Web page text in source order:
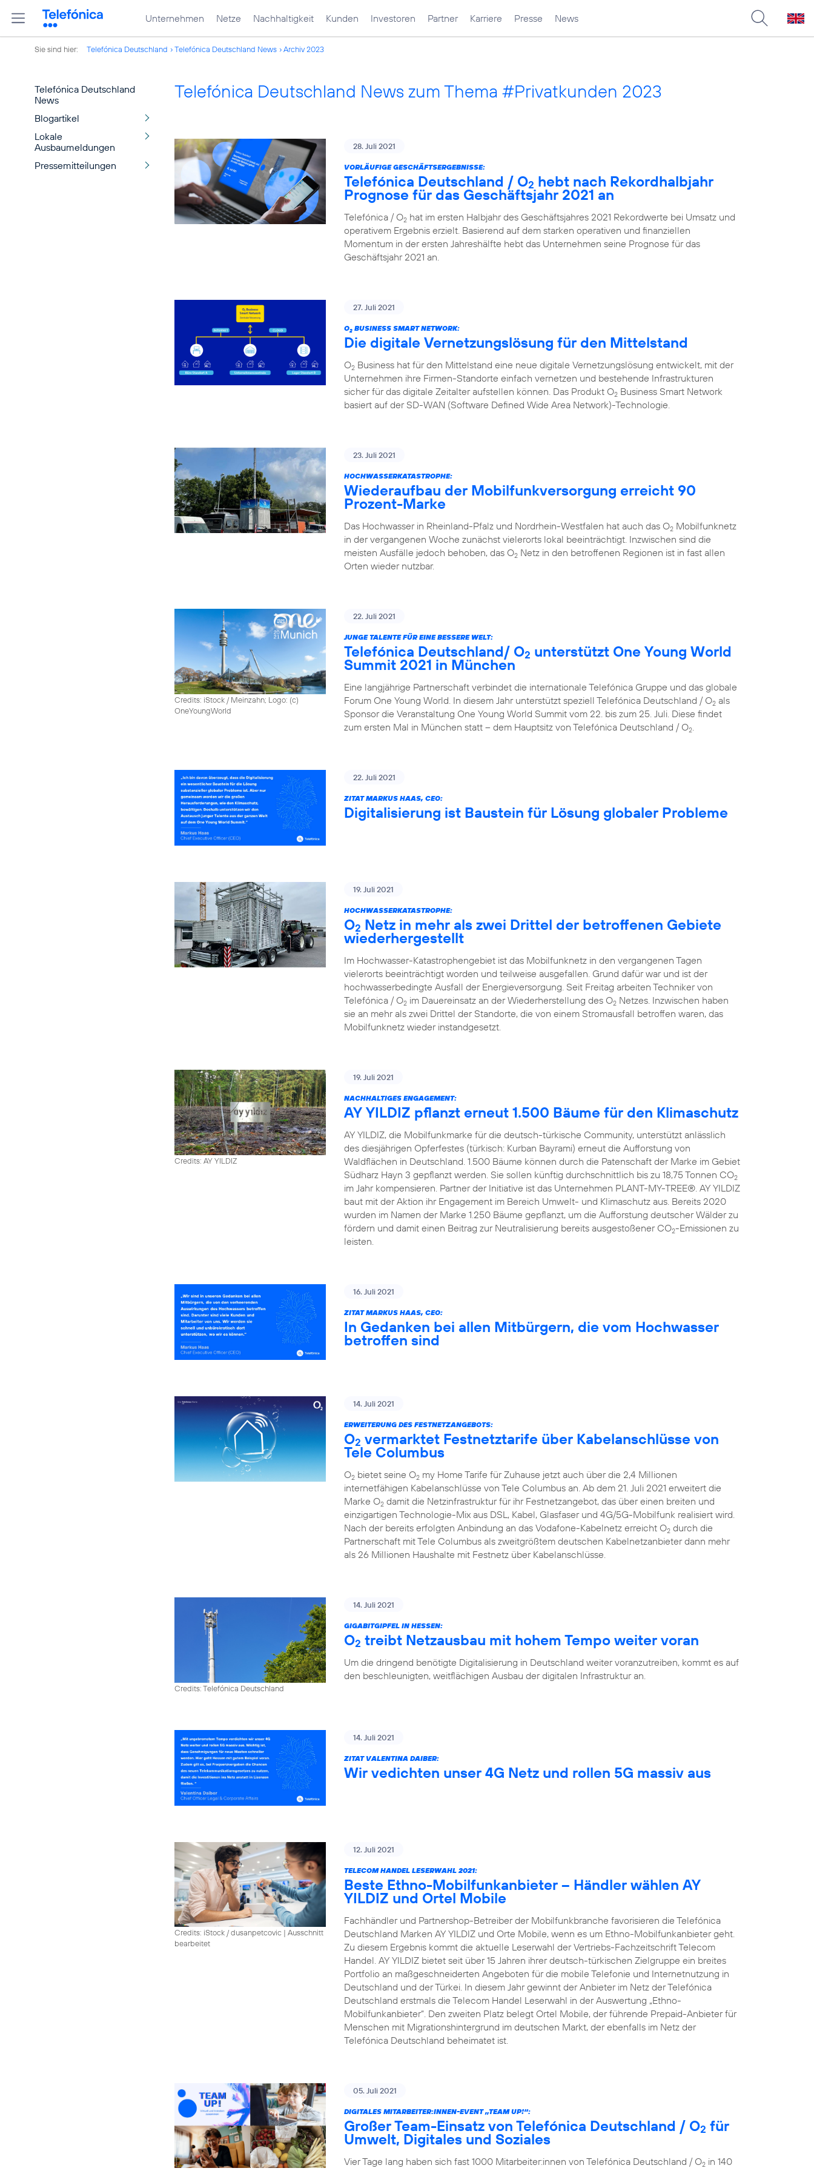
Unternehmen Netze Nachhaltigkeit Kunden Investoren Partner Karriere Presse News
Sie sind hier: Telefónica Deutschland Telefónica Deutschland News Archiv 2023
Telefónica Deutschland
News
Blogartikel
Lokale
Ausbaumeldungen
Pressemitteilungen
Telefónica Deutschland News zum Thema #Privatkunden 2023
28. Juli 2021
VORLÄUFIGE GESCHÄFTSERGEBNISSE:
Telefónica Deutschland / O2 hebt nach Rekordhalbjahr
Prognose für das Geschäftsjahr 2021 an
Telefónica / O2 hat im ersten Halbjahr des Geschäftsjahres 2021 Rekordwerte bei Umsatz und
operativem Ergebnis erzielt. Basierend auf dem starken operativen und finanziellen
Momentum in der ersten Jahreshälfte hebt das Unternehmen seine Prognose für das
Geschäftsjahr 2021 an.
27. Juli 2021
O2 BUSINESS SMART NETWORK:
Die digitale Vernetzungslösung für den Mittelstand
O2 Business hat für den Mittelstand eine neue digitale Vernetzungslösung entwickelt, mit der
Unternehmen ihre Firmen-Standorte einfach vernetzen und bestehende Infrastrukturen
sicher für das digitale Zeitalter aufstellen können. Das Produkt O2 Business Smart Network
basiert auf der SD-WAN (Software Defined Wide Area Network)-Technologie.
23. Juli 2021
HOCHWASSERKATASTROPHE:
Wiederaufbau der Mobilfunkversorgung erreicht 90
Prozent-Marke
Das Hochwasser in Rheinland-Pfalz und Nordrhein-Westfalen hat auch das O2 Mobilfunknetz
in der vergangenen Woche zunächst vielerorts lokal beeinträchtigt. Inzwischen sind die
meisten Ausfälle jedoch behoben, das O2 Netz in den betroffenen Regionen ist in fast allen
Orten wieder nutzbar.
Credits: iStock / Meinzahn; Logo: (c)
OneYoungWorld
22. Juli 2021
JUNGE TALENTE FÜR EINE BESSERE WELT:
Telefónica Deutschland/ O2 unterstützt One Young World
Summit 2021 in München
Eine langjährige Partnerschaft verbindet die internationale Telefónica Gruppe und das globale
Forum One Young World. In diesem Jahr unterstützt speziell Telefónica Deutschland / O2 als
Sponsor die Veranstaltung One Young World Summit vom 22. bis zum 25. Juli. Diese findet
zum ersten Mal in München statt – dem Hauptsitz von Telefónica Deutschland / O2.
22. Juli 2021
ZITAT MARKUS HAAS, CEO:
Digitalisierung ist Baustein für Lösung globaler Probleme
19. Juli 2021
HOCHWASSERKATASTROPHE:
O2 Netz in mehr als zwei Drittel der betroffenen Gebiete
wiederhergestellt
Im Hochwasser-Katastrophengebiet ist das Mobilfunknetz in den vergangenen Tagen
vielerorts beeinträchtigt worden und teilweise ausgefallen. Grund dafür war und ist der
hochwasserbedingte Ausfall der Energieversorgung. Seit Freitag arbeiten Techniker von
Telefónica / O2 im Dauereinsatz an der Wiederherstellung des O2 Netzes. Inzwischen haben
sie an mehr als zwei Drittel der Standorte, die von einem Stromausfall betroffen waren, das
Mobilfunknetz wieder instandgesetzt.
Credits: AY YILDIZ
19. Juli 2021
NACHHALTIGES ENGAGEMENT:
AY YILDIZ pflanzt erneut 1.500 Bäume für den Klimaschutz
AY YILDIZ, die Mobilfunkmarke für die deutsch-türkische Community, unterstützt anlässlich
des diesjährigen Opferfestes (türkisch: Kurban Bayrami) erneut die Aufforstung von
Waldflächen in Deutschland. 1.500 Bäume können durch die Patenschaft der Marke im Gebiet
Südharz Hayn 3 gepflanzt werden. Sie sollen künftig durchschnittlich bis zu 18,75 Tonnen CO2
im Jahr kompensieren. Partner der Initiative ist das Unternehmen PLANT-MY-TREE®. AY YILDIZ
baut mit der Aktion ihr Engagement im Bereich Umwelt- und Klimaschutz aus. Bereits 2020
wurden im Namen der Marke 1.250 Bäume gepflanzt, um die Aufforstung deutscher Wälder zu
fördern und damit einen Beitrag zur Neutralisierung bereits ausgestoßener CO2-Emissionen zu
leisten.
16. Juli 2021
ZITAT MARKUS HAAS, CEO:
In Gedanken bei allen Mitbürgern, die vom Hochwasser
betroffen sind
14. Juli 2021
ERWEITERUNG DES FESTNETZANGEBOTS:
O2 vermarktet Festnetztarife über Kabelanschlüsse von
Tele Columbus
O2 bietet seine O2 my Home Tarife für Zuhause jetzt auch über die 2,4 Millionen
internetfähigen Kabelanschlüsse von Tele Columbus an. Ab dem 21. Juli 2021 erweitert die
Marke O2 damit die Netzinfrastruktur für ihr Festnetzangebot, das über einen breiten und
einzigartigen Technologie-Mix aus DSL, Kabel, Glasfaser und 4G/5G-Mobilfunk realisiert wird.
Nach der bereits erfolgten Anbindung an das Vodafone-Kabelnetz erreicht O2 durch die
Partnerschaft mit Tele Columbus als zweitgrößtem deutschen Kabelnetzanbieter dann mehr
als 26 Millionen Haushalte mit Festnetz über Kabelanschlüsse.
Credits: Telefónica Deutschland
14. Juli 2021
GIGABITGIPFEL IN HESSEN:
O2 treibt Netzausbau mit hohem Tempo weiter voran
Um die dringend benötigte Digitalisierung in Deutschland weiter voranzutreiben, kommt es auf
den beschleunigten, weitflächigen Ausbau der digitalen Infrastruktur an.
14. Juli 2021
ZITAT VALENTINA DAIBER:
Wir vedichten unser 4G Netz und rollen 5G massiv aus
Credits: iStock / dusanpetcovic | Ausschnitt
bearbeitet
12. Juli 2021
TELECOM HANDEL LESERWAHL 2021:
Beste Ethno-Mobilfunkanbieter – Händler wählen AY
YILDIZ und Ortel Mobile
Fachhändler und Partnershop-Betreiber der Mobilfunkbranche favorisieren die Telefónica
Deutschland Marken AY YILDIZ und Orte Mobile, wenn es um Ethno-Mobilfunkanbieter geht.
Zu diesem Ergebnis kommt die aktuelle Leserwahl der Vertriebs-Fachzeitschrift Telecom
Handel. AY YILDIZ bietet seit über 15 Jahren ihrer deutsch-türkischen Zielgruppe ein breites
Portfolio an maßgeschneiderten Angeboten für die mobile Telefonie und Internetnutzung in
Deutschland und der Türkei. In diesem Jahr gewinnt der Anbieter im Netz der Telefónica
Deutschland erstmals die Telecom Handel Leserwahl in der Auswertung „Ethno-
Mobilfunkanbieter“. Den zweiten Platz belegt Ortel Mobile, der führende Prepaid-Anbieter für
Menschen mit Migrationshintergrund im deutschen Markt, der ebenfalls im Netz der
Telefónica Deutschland beheimatet ist.
05. Juli 2021
DIGITALES MITARBEITER:INNEN-EVENT „TEAM UP!“:
Großer Team-Einsatz von Telefónica Deutschland / O2 für
Umwelt, Digitales und Soziales
Vier Tage lang haben sich fast 1000 Mitarbeiter:innen von Telefónica Deutschland / O2 in 140